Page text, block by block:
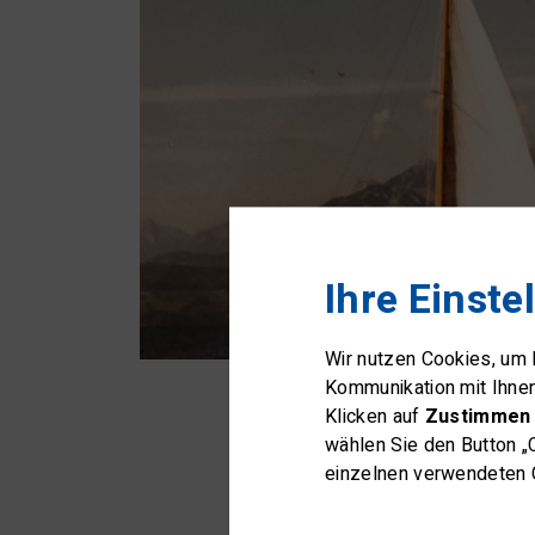
Ihre
Wir nutzen Cookies,
Kommunikation mit
Klicken auf
wählen Sie den Button
einzelnen verwendeten